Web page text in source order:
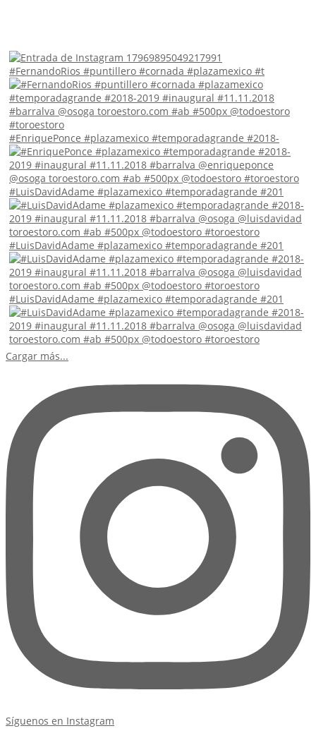
#FernandoRios #puntillero #cornada #plazamexico #t
#EnriquePonce #plazamexico #temporadagrande #2018-
#LuisDavidAdame #plazamexico #temporadagrande #201
#LuisDavidAdame #plazamexico #temporadagrande #201
#LuisDavidAdame #plazamexico #temporadagrande #201
Cargar más...
Síguenos en Instagram